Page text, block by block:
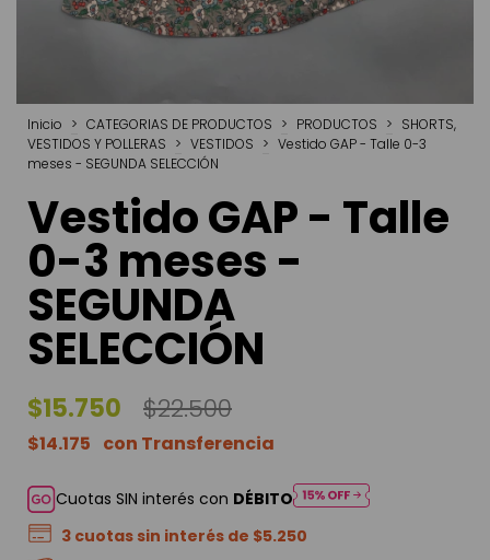
Inicio > CATEGORIAS DE PRODUCTOS > PRODUCTOS > SHORTS,
VESTIDOS Y POLLERAS > VESTIDOS > Vestido GAP - Talle 0-3
meses - SEGUNDA SELECCIÓN
Vestido GAP - Talle
0-3 meses -
SEGUNDA
SELECCIÓN
$15.750 $22.500
$14.175
Cuotas SIN interés con DÉBITO
3 cuotas sin interés de $5.250